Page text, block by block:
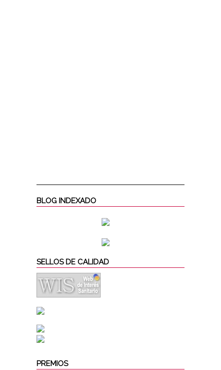
BLOG INDEXADO
SELLOS DE CALIDAD
PREMIOS